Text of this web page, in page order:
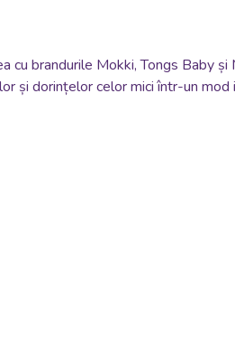
cu brandurile Mokki, Tongs Baby
și dorințelor celor mici într-un mod